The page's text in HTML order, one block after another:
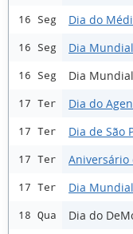
16 Seg Dia do
16 Seg Dia
16 Seg Dia
17 Ter Dia do
17 Ter Dia de São
17 Ter Aniversário
17 Ter Dia
18 Qua Dia do